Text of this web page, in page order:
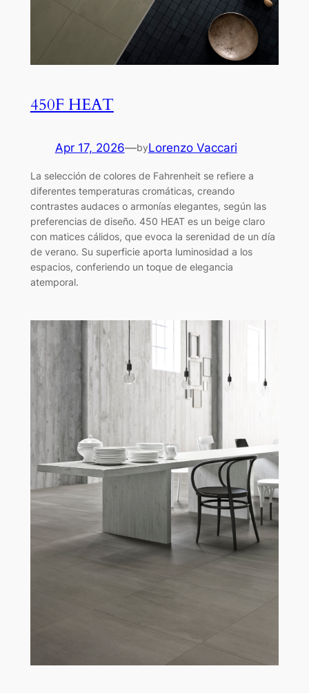
450F HEAT
Apr 17, 2026—byLorenzo Vaccari
La selección de colores de Fahrenheit se refiere a
diferentes temperaturas cromáticas, creando
contrastes audaces o armonías elegantes, según las
preferencias de diseño. 450 HEAT es un beige claro
con matices cálidos, que evoca la serenidad de un día
de verano. Su superficie aporta luminosidad a los
espacios, conferiendo un toque de elegancia
atemporal.